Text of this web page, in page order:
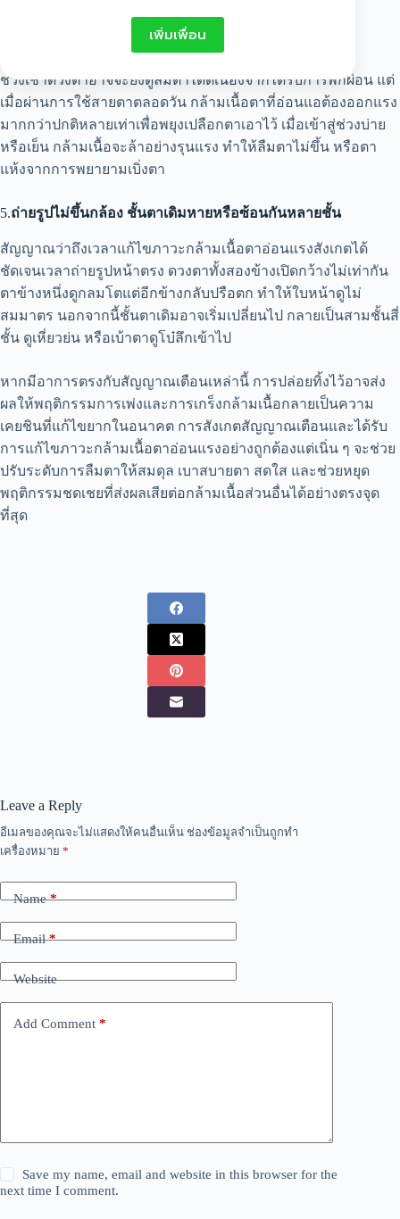
เพิ่มเพื่อน
รู้สึกตาหนัก ล้าตา หรือตาแห้งระคายเคืองช่วงบ่าย
ช่วงเช้าดวงตาอาจจะยังดูลืมตาได้ดีเนื่องจากได้รับการพักผ่อน แต่
เมื่อผ่านการใช้สายตาตลอดวัน กล้ามเนื้อตาที่อ่อนแอต้องออกแรง
มากกว่าปกติหลายเท่าเพื่อพยุงเปลือกตาเอาไว้ เมื่อเข้าสู่ช่วงบ่าย
หรือเย็น กล้ามเนื้อจะล้าอย่างรุนแรง ทำให้ลืมตาไม่ขึ้น หรือตา
แห้งจากการพยายามเบิ่งตา
5.ถ่ายรูปไม่ขึ้นกล้อง ชั้นตาเดิมหายหรือซ้อนกันหลายชั้น
สัญญาณว่าถึงเวลาแก้ไขภาวะกล้ามเนื้อตาอ่อนแรงสังเกตได้
ชัดเจนเวลาถ่ายรูปหน้าตรง ดวงตาทั้งสองข้างเปิดกว้างไม่เท่ากัน
ตาข้างหนึ่งดูกลมโตแต่อีกข้างกลับปรือตก ทำให้ใบหน้าดูไม่
สมมาตร นอกจากนี้ชั้นตาเดิมอาจเริ่มเปลี่ยนไป กลายเป็นสามชั้นสี่
ชั้น ดูเหี่ยวย่น หรือเบ้าตาดูโบ๋ลึกเข้าไป
หากมีอาการตรงกับสัญญาณเตือนเหล่านี้ การปล่อยทิ้งไว้อาจส่ง
ผลให้พฤติกรรมการเพ่งและการเกร็งกล้ามเนื้อกลายเป็นความ
เคยชินที่แก้ไขยากในอนาคต การสังเกตสัญญาณเตือนและได้รับ
การแก้ไขภาวะกล้ามเนื้อตาอ่อนแรงอย่างถูกต้องแต่เนิ่น ๆ จะช่วย
ปรับระดับการลืมตาให้สมดุล เบาสบายตา สดใส และช่วยหยุด
พฤติกรรมชดเชยที่ส่งผลเสียต่อกล้ามเนื้อส่วนอื่นได้อย่างตรงจุด
ที่สุด
Leave a Reply
อีเมลของคุณจะไม่แสดงให้คนอื่นเห็น ช่องข้อมูลจำเป็นถูกทำ
เครื่องหมาย *
Name*
Email*
Website
Add Comment *
Save my name, email and website in this browser for the
next time I comment.